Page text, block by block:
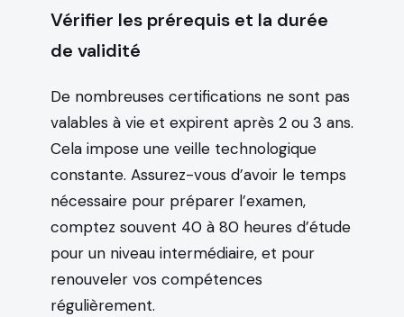
Vérifier les prérequis et la durée
de validité
De nombreuses certifications ne sont pas
valables à vie et expirent après 2 ou 3 ans.
Cela impose une veille technologique
constante. Assurez-vous d’avoir le temps
nécessaire pour préparer l’examen,
comptez souvent 40 à 80 heures d’étude
pour un niveau intermédiaire, et pour
renouveler vos compétences
régulièrement.